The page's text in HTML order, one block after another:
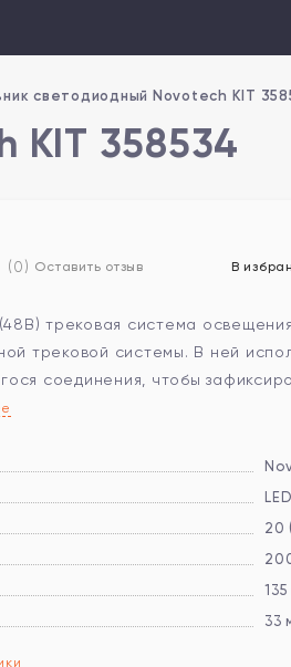
светодиодный Novotech KIT
KIT 358534
(0) Оставить отзыв В
(48В) трековая система
трековой системы. В ней
соединения, чтобы
LED
20
33